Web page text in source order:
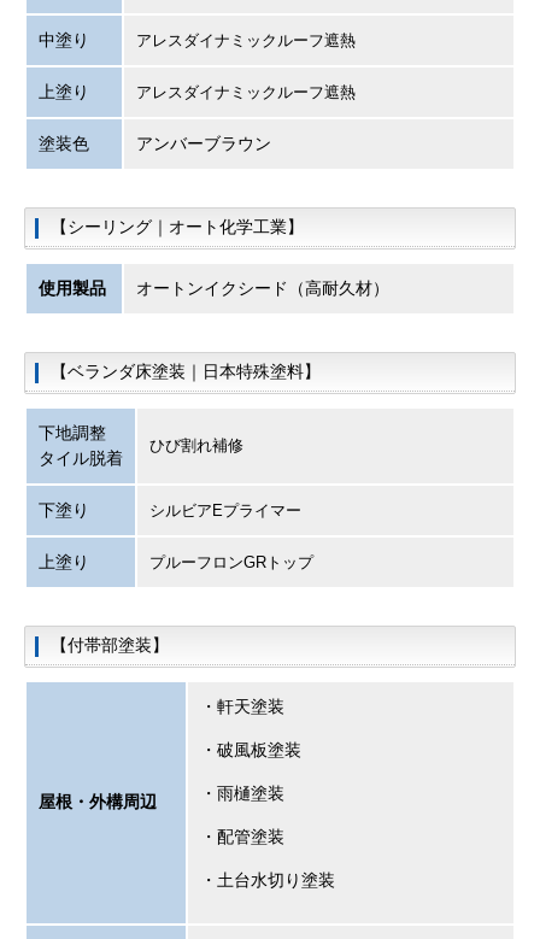
中塗り アレスダイナミックルーフ遮熱
上塗り アレスダイナミックルーフ遮熱
塗装色 アンバーブラウン
【シーリング｜オート化学工業】
使用製品 オートンイクシード（高耐久材）
【ベランダ床塗装｜日本特殊塗料】
下地調整
タイル脱着
ひび割れ補修
下塗り シルビアEプライマー
上塗り プルーフロンGRトップ
【付帯部塗装】
屋根・外構周辺
・軒天塗装
・破風板塗装
・雨樋塗装
・配管塗装
・土台水切り塗装